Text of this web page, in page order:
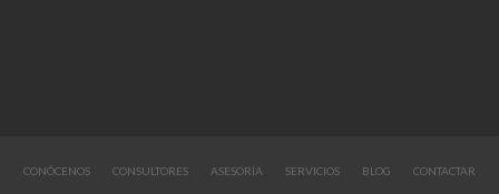
CONÓCENOS CONSULTORES ASESORÍA SERVICIOS BLOG CONTACTAR